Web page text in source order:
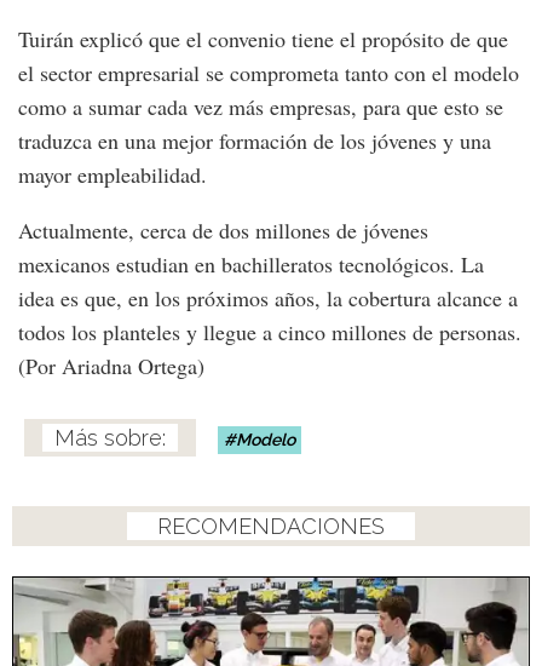
Tuirán explicó que el convenio tiene el propósito de que
el sector empresarial se comprometa tanto con el modelo
como a sumar cada vez más empresas, para que esto se
traduzca en una mejor formación de los jóvenes y una
mayor empleabilidad.
Actualmente, cerca de dos millones de jóvenes
mexicanos estudian en bachilleratos tecnológicos. La
idea es que, en los próximos años, la cobertura alcance a
todos los planteles y llegue a cinco millones de personas.
(Por Ariadna Ortega)
Modelo
RECOMENDACIONES